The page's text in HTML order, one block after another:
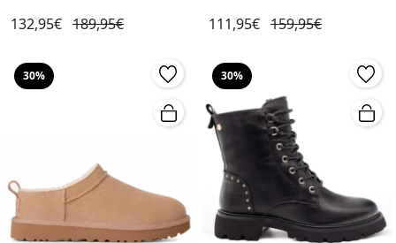
132,95€ 189,95€ 111,95€ 159,95€
30% 30%